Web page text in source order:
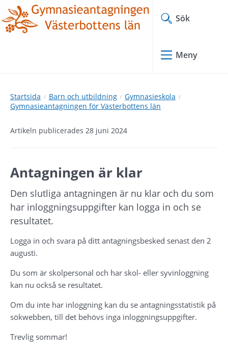
Hoppa
till
innehåll
Hoppa
till
undermeny
Sök
Meny
Startsida Barn och utbildning
Gymnasieskola
Gymnasieantagningen för Västerbottens län
Artikeln publicerades 28 juni 2024
Antagningen är klar
Den slutliga antagningen är nu klar och du som
har inloggningsuppgifter kan logga in och se
resultatet.
Logga in och svara på ditt antagningsbesked senast den 2
augusti.
Du som är skolpersonal och har skol- eller syvinloggning
kan nu också se resultatet.
Om du inte har inloggning kan du se antagningsstatistik på
sökwebben, till det behövs inga inloggningsuppgifter.
Trevlig sommar!